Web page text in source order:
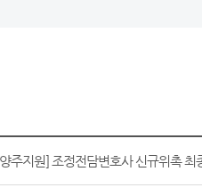
주지원] 조정전담변호사 신규위촉 최